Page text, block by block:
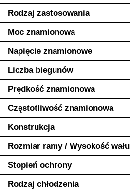
Rodzaj zastosowania
Moc znamionowa
Napięcie znamionowe
Liczba biegunów
Prędkość znamionowa
Częstotliwość znamionowa
Konstrukcja
Rozmiar ramy / Wysokość wału
Stopień ochrony
Rodzaj chłodzenia